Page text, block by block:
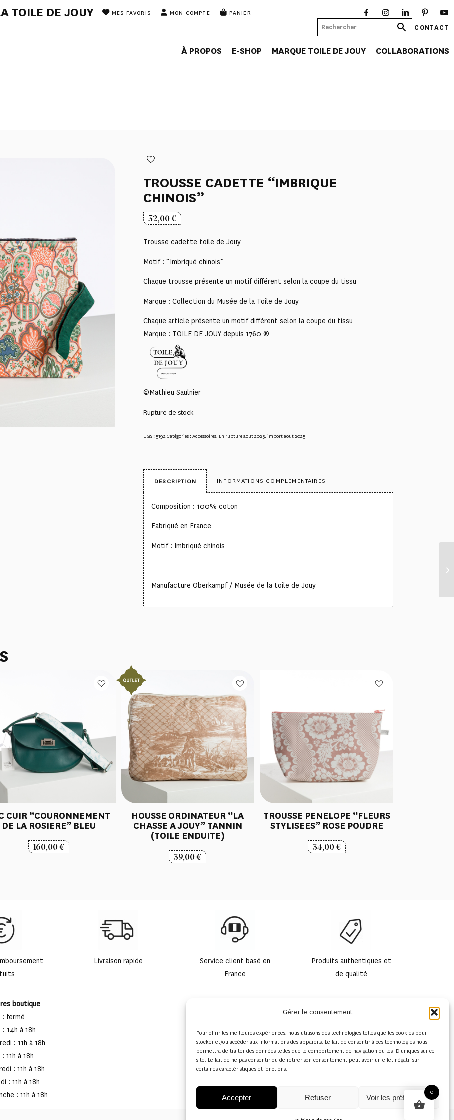
Gérer le consentement
Pour offrir les meilleures expériences, nous utilisons des technologies telles que les cookies pour
stocker et/ou accéder aux informations des appareils. Le fait de consentir à ces technologies nous
permettra de traiter des données telles que le comportement de navigation ou les ID uniques sur ce
site. Le fait de ne pas consentir ou de retirer son consentement peut avoir un effet négatif sur
certaines caractéristiques et fonctions.
Accepter Refuser Voir les préférences
TOILE DE JOUY MES FAVORIS MON COMPTE PANIER
CONTACT
À PROPOS E-SHOP MARQUE TOILE DE JOUY COLLABORATIONS
TROUSSE CADETTE “IMBRIQUE
CHINOIS”
32,00€
Trousse cadette toile de Jouy
Motif : “Imbriqué chinois”
Chaque trousse présente un motif différent selon la coupe du tissu
Marque : Collection du Musée de la Toile de Jouy
Chaque article présente un motif différent selon la coupe du tissu
Marque : TOILE DE JOUY depuis 1760 ®
©Mathieu Saulnier
Rupture de stock
UGS : 5192 Catégories :Accessoires En rupture aout 2025 import aout 2025
DESCRIPTION INFORMATIONS COMPLÉMENTAIRES
Composition : 100% coton
Fabriqué en France
Motif : Imbriqué chinois
Manufacture Oberkampf / Musée de la toile de Jouy
CUIR “COURONNEMENT
DE LA ROSIERE” BLEU
160,00€
HOUSSE ORDINATEUR “LA
CHASSE A JOUY” TANNIN
(TOILE ENDUITE)
39,00€
TROUSSE PENELOPE “FLEURS
STYLISEES” ROSE POUDRE
34,00€
Livraison rapide
Service client basé en
France
Produits authentiques et
de qualité
boutique
: fermé
: 14h à 18h
: 11h à 18h
11h à 18h
: 11h à 18h
: 11h à 18h
: 11h à 18h
0